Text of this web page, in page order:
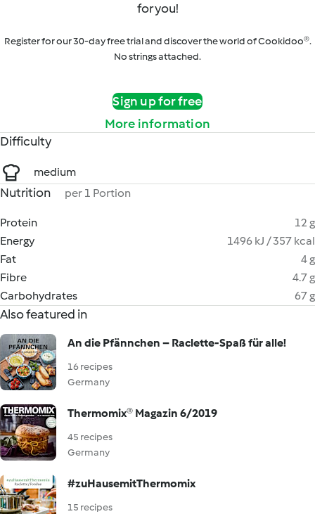
for you!
Register for our 30-day free trial and discover the world of Cookidoo®.
No strings attached.
Sign up for free
More information
Difficulty
medium
Nutrition per 1 Portion
Protein
12 g
Energy
1496 kJ / 357 kcal
Fat
4 g
Fibre
4.7 g
Carbohydrates
67 g
Also featured in
An die Pfännchen – Raclette-Spaß für alle!
16 recipes
Germany
Thermomix® Magazin 6/2019
45 recipes
Germany
#zuHausemitThermomix
15 recipes